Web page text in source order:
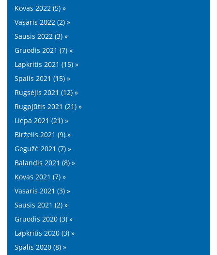
Kovas 2022 (5) »
Vasaris 2022 (2) »
Sausis 2022 (3) »
Gruodis 2021 (7) »
Lapkritis 2021 (15) »
Spalis 2021 (15) »
Rugsėjis 2021 (12) »
Rugpjūtis 2021 (21) »
Liepa 2021 (21) »
Birželis 2021 (9) »
Gegužė 2021 (7) »
Balandis 2021 (8) »
Kovas 2021 (7) »
Vasaris 2021 (3) »
Sausis 2021 (2) »
Gruodis 2020 (3) »
Lapkritis 2020 (3) »
Spalis 2020 (8) »